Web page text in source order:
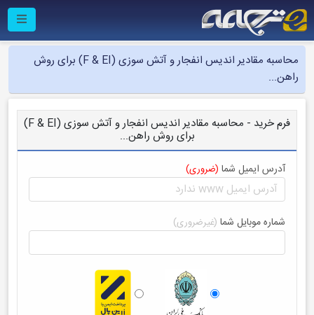
محاسبه مقادیر اندیس انفجار و آتش سوزی (F & EI) برای روش
راهن...
فرم خرید - محاسبه مقادیر اندیس انفجار و آتش سوزی (F & EI)
برای روش راهن...
آدرس ایمیل شما (ضروری)
شماره موبایل شما (غیرضروری)